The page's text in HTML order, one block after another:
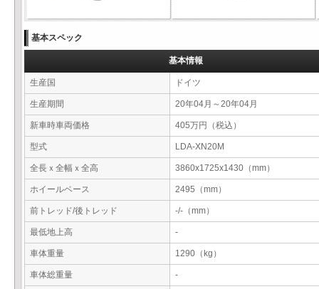
基本スペック
基本情報
生産国 ドイツ
生産期間 20年04月～20年04月
新車時車両価格 405万円（税込）
型式 LDA-XN20M
全長ｘ全幅ｘ全高 3860x1725x1430（mm）
ホイールベース 2495（mm）
前トレッド/後トレッド -/-（mm）
最低地上高 -
車体重量 1290（kg）
車体総重量 -